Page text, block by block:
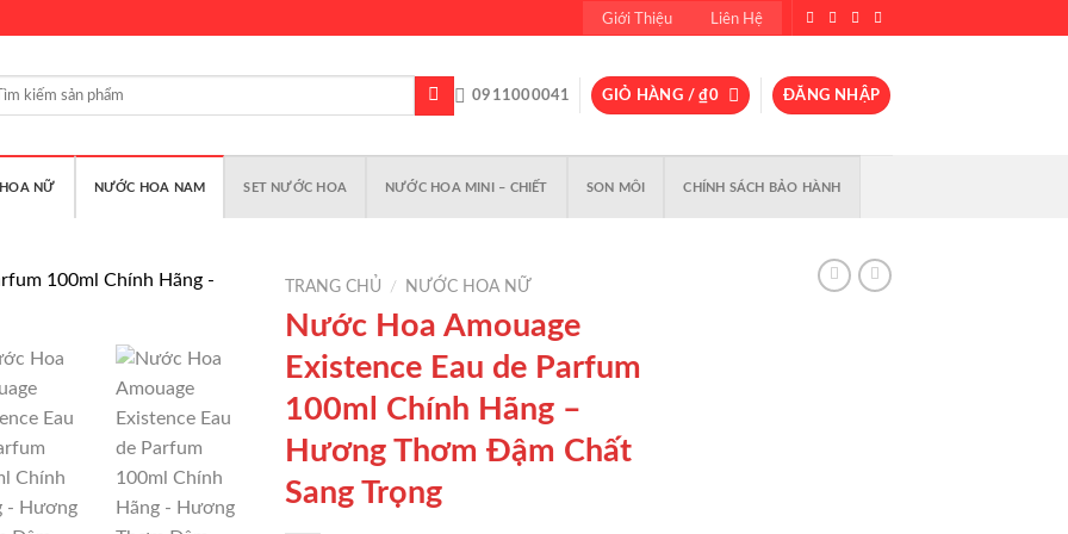
Giới Thiệu Liên Hệ
0911000041 GIỎ HÀNG /₫0 ĐĂNG NHẬP
NỮ NƯỚC HOA NAM SET NƯỚC HOA NƯỚC HOA MINI – CHIẾT SON MÔI CHÍNH SÁCH BẢO HÀNH
Add to
wishlist
TRANG CHỦ / NƯỚC HOA NỮ
Nước Hoa Amouage
Existence Eau de Parfum
100ml Chính Hãng –
Hương Thơm Đậm Chất
Sang Trọng